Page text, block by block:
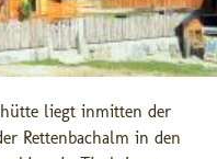
liegt inmitten der
Rettenbachalm in den